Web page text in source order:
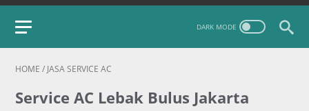
HOME / JASA SERVICE AC
Service AC Lebak Bulus Jakarta